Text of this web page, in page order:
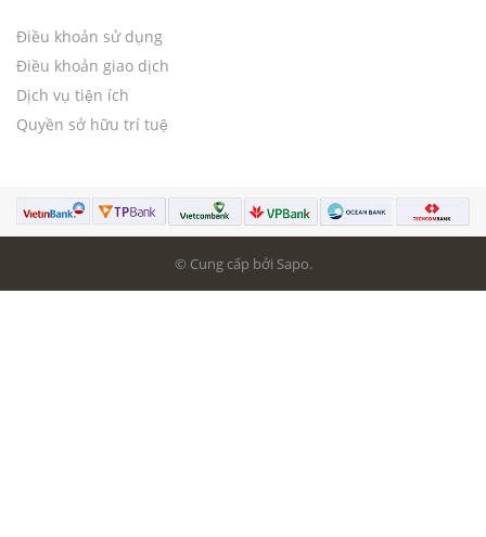
Điều khoản sử dụng
Điều khoản giao dịch
Dịch vụ tiện ích
Quyền sở hữu trí tuệ
© Cung cấp bởi Sapo.